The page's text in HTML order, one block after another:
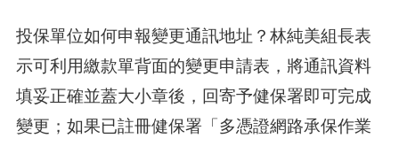
投保單位如何申報變更通訊地址？林純美組長表
示可利用繳款單背面的變更申請表，將通訊資料
填妥正確並蓋大小章後，回寄予健保署即可完成
變更；如果已註冊健保署「多憑證網路承保作業